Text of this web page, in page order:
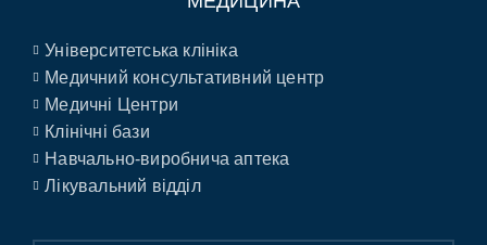
Університетська клініка
Медичний консультативний центр
Медичні Центри
Клінічні бази
Навчально-виробнича аптека
Лікувальний відділ